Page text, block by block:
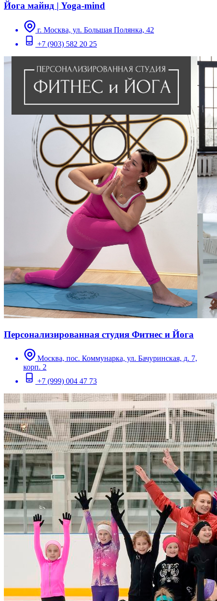
Йога майнд | Yoga-mind
г. Москва, ул. Большая Полянка, 42
+7 (903) 582 20 25
Персонализированная студия Фитнес и Йога
Москва, пос. Коммунарка, ул. Бачуринская, д. 7,
корп. 2
+7 (999) 004 47 73